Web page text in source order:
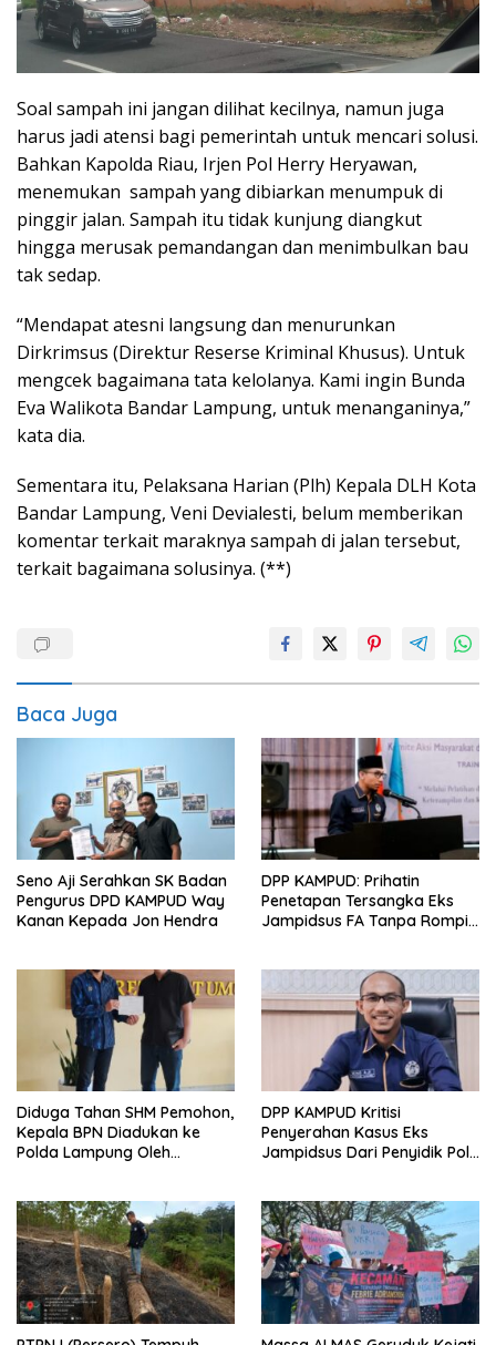
Soal sampah ini jangan dilihat kecilnya, namun juga
harus jadi atensi bagi pemerintah untuk mencari solusi.
Bahkan Kapolda Riau, Irjen Pol Herry Heryawan,
menemukan sampah yang dibiarkan menumpuk di
pinggir jalan. Sampah itu tidak kunjung diangkut
hingga merusak pemandangan dan menimbulkan bau
tak sedap.
“Mendapat atesni langsung dan menurunkan
Dirkrimsus (Direktur Reserse Kriminal Khusus). Untuk
mengcek bagaimana tata kelolanya. Kami ingin Bunda
Eva Walikota Bandar Lampung, untuk menanganinya,”
kata dia.
Sementara itu, Pelaksana Harian (Plh) Kepala DLH Kota
Bandar Lampung, Veni Devialesti, belum memberikan
komentar terkait maraknya sampah di jalan tersebut,
terkait bagaimana solusinya. (**)
Baca Juga
Seno Aji Serahkan SK Badan
Pengurus DPD KAMPUD Way
Kanan Kepada Jon Hendra
DPP KAMPUD: Prihatin
Penetapan Tersangka Eks
Jampidsus FA Tanpa Rompi
Diduga Tahan SHM Pemohon,
Kepala BPN Diadukan ke
Polda Lampung Oleh
DPP KAMPUD Kritisi
Penyerahan Kasus Eks
Jampidsus Dari Penyidik Polri